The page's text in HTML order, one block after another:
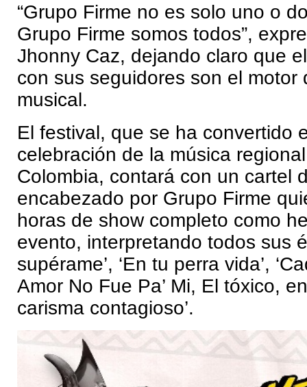
“Grupo Firme no es solo uno o
Grupo Firme somos todos”,
Jhonny Caz, dejando claro que
con sus seguidores son el motor
musical.
El festival, que se ha convertido
celebración de la música
Colombia, contará con un cartel
encabezado por Grupo Firme
horas de show completo como
evento, interpretando todos sus
supérame’, ‘En tu perra vida’,
Amor No Fue Pa’ Mi, El tóxico,
carisma contagioso’.